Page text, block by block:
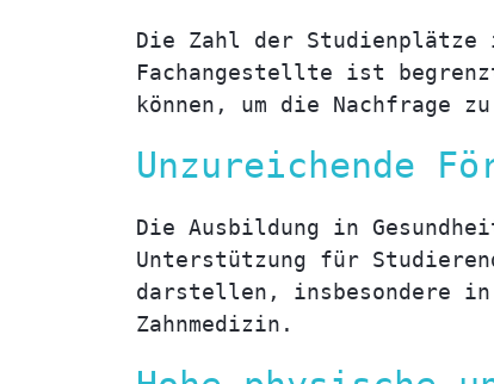
Die Zahl der Studienplätze
Fachangestellte ist
können, um die Nachfrage
Unzureichende
Die Ausbildung in
Unterstützung für
darstellen, insbesondere
Zahnmedizin.